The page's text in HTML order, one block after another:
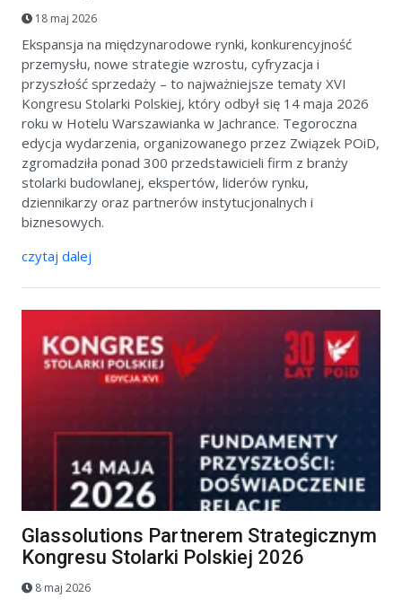
18 maj 2026
Ekspansja na międzynarodowe rynki, konkurencyjność
przemysłu, nowe strategie wzrostu, cyfryzacja i
przyszłość sprzedaży – to najważniejsze tematy XVI
Kongresu Stolarki Polskiej, który odbył się 14 maja 2026
roku w Hotelu Warszawianka w Jachrance. Tegoroczna
edycja wydarzenia, organizowanego przez Związek POiD,
zgromadziła ponad 300 przedstawicieli firm z branży
stolarki budowlanej, ekspertów, liderów rynku,
dziennikarzy oraz partnerów instytucjonalnych i
biznesowych.
czytaj dalej
Glassolutions Partnerem Strategicznym
Kongresu Stolarki Polskiej 2026
8 maj 2026